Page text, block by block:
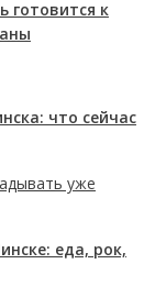
готовится к
что сейчас
уже
еда, рок,